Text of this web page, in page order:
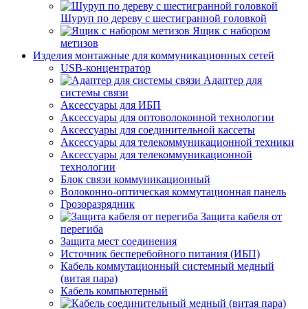
Шуруп по дереву с шестигранной головкой
Ящик с набором
метизов
Изделия монтажные для коммуникационных сетей
USB-концентратор
Адаптер для
системы связи
Аксессуары для ИБП
Аксессуары для оптоволоконной технологии
Аксессуары для соединительной кассеты
Аксессуары для телекоммуникационной техники
Аксессуары для телекоммуникационной
технологии
Блок связи коммуникационный
Волоконно-оптическая коммутационная панель
Грозоразрядник
Защита кабеля от
перегиба
Защита мест соединения
Источник бесперебойного питания (ИБП)
Кабель коммутационный системный медный
(витая пара)
Кабель компьютерный